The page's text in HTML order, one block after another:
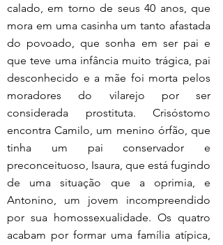
calado, em torno de seus 40 anos, que
mora em uma casinha um tanto afastada
do povoado, que sonha em ser pai e
que teve uma infância muito trágica, pai
desconhecido e a mãe foi morta pelos
moradores do vilarejo por ser
considerada prostituta. Crisóstomo
encontra Camilo, um menino órfão, que
tinha um pai conservador e
preconceituoso, Isaura, que está fugindo
de uma situação que a oprimia, e
Antonino, um jovem incompreendido
por sua homossexualidade. Os quatro
acabam por formar uma família atípica,